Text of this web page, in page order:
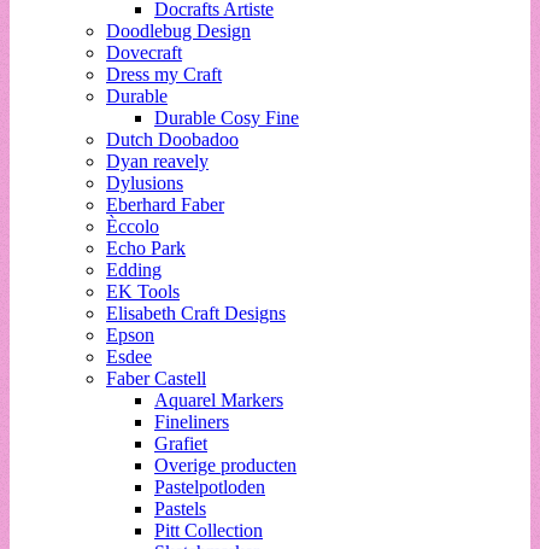
Docrafts Artiste
Doodlebug Design
Dovecraft
Dress my Craft
Durable
Durable Cosy Fine
Dutch Doobadoo
Dyan reavely
Dylusions
Eberhard Faber
Èccolo
Echo Park
Edding
EK Tools
Elisabeth Craft Designs
Epson
Esdee
Faber Castell
Aquarel Markers
Fineliners
Grafiet
Overige producten
Pastelpotloden
Pastels
Pitt Collection